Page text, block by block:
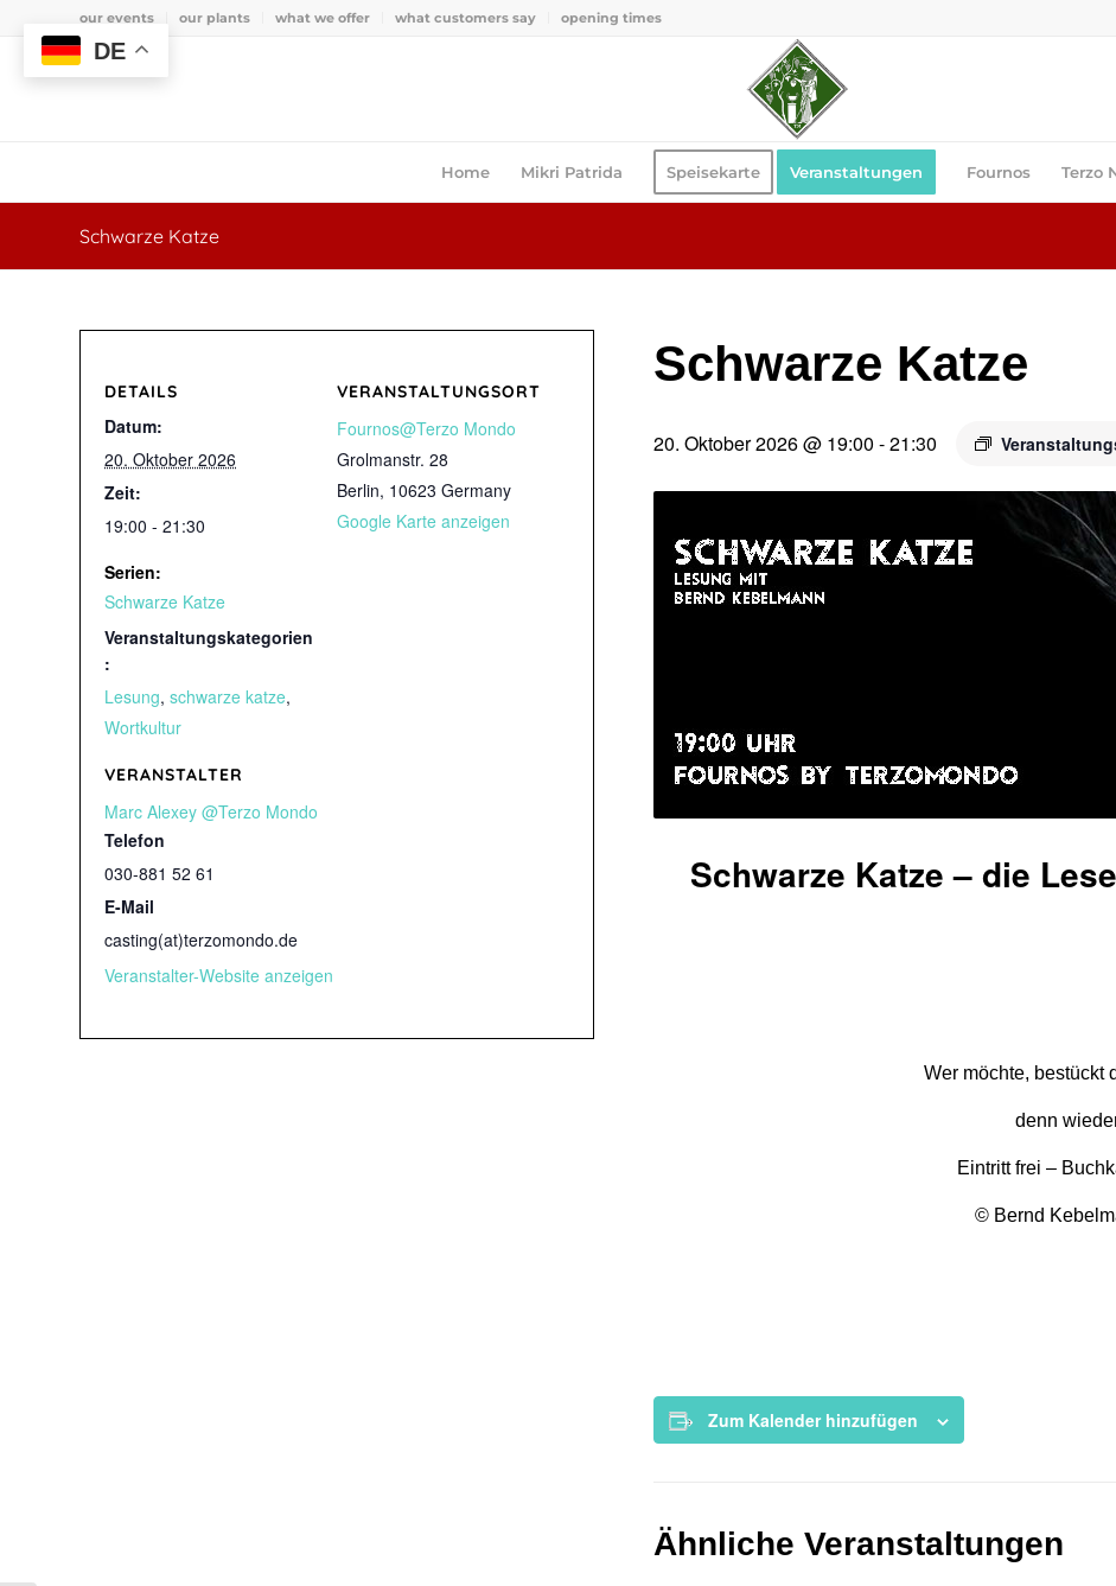
our events our plants what we offer what customers say opening times
Home Mikri Patrida Speisekarte Veranstaltungen Fournos Terzo
Schwarze Katze
Schwarze Katze
20. Oktober 2026 @ 19:00 -21:30
Schwarze Katze – die
Wer möchte, bestückt
denn
Eintritt frei –
© Bernd
Zum Kalender hinzufügen
Ähnliche Veranstaltungen
DETAILS
Datum:
20. Oktober 2026
Zeit:
19:00 - 21:30
Serien:
Schwarze Katze
Veranstaltungskategorien
:
Lesung, schwarze katze,
Wortkultur
VERANSTALTUNGSORT
Fournos@Terzo Mondo
Grolmanstr. 28
Berlin, 10623 Germany
Google Karte anzeigen
VERANSTALTER
Marc Alexey @Terzo Mondo
Telefon
030-881 52 61
E-Mail
casting(at)terzomondo.de
Veranstalter-Website anzeigen
DE